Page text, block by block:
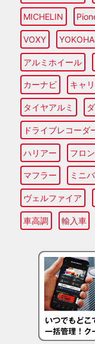
MICHELIN
VOXY
アルミホイール
カーナビ キャ
タイヤアルミ
ドライブレコーダ
ハリアー フロ
マフラー ミニ
ヴェルファイア
車高調 輸入車